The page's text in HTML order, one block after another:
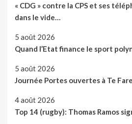
« CDG » contre la CPS et ses
dans le vide…
5 août 2026
Quand l’Etat finance le sport
5 août 2026
Journée Portes ouvertes à Te
4 août 2026
Top 14 (rugby): Thomas Ramos